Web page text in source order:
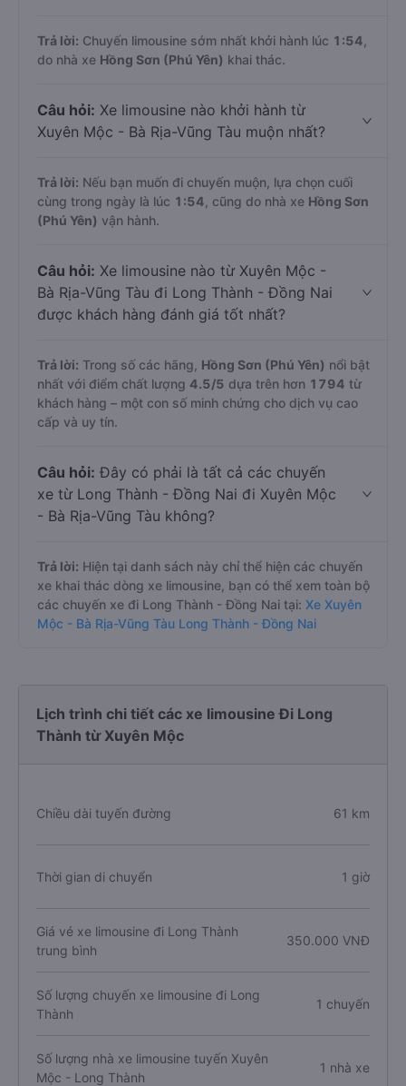
Trả lời: Chuyến limousine sớm nhất khởi hành lúc 1:54
do nhà xe Hồng Sơn (Phú Yên) khai thác.
Câu hỏi: Xe limousine nào khởi hành từ
Xuyên Mộc - Bà Rịa-Vũng Tàu muộn nhất?
Trả lời: Nếu bạn muốn đi chuyến muộn, lựa chọn cuối
cùng trong ngày là lúc 1:54 , cũng do nhà xe Hồng Sơn
(Phú Yên) vận hành.
Câu hỏi: Xe limousine nào từ Xuyên Mộc -
Bà Rịa-Vũng Tàu đi Long Thành - Đồng Nai
được khách hàng đánh giá tốt nhất?
Trả lời: Trong số các hãng, Hồng Sơn (Phú Yên) nổi bật
nhất với điểm chất lượng 4.5/5 dựa trên hơn 1794 từ
khách hàng – một con số minh chứng cho dịch vụ cao
cấp và uy tín.
Câu hỏi: Đây có phải là tất cả các chuyến
xe từ Long Thành - Đồng Nai đi Xuyên Mộc
- Bà Rịa-Vũng Tàu không?
Trả lời: Hiện tại danh sách này chỉ thể hiện các chuyến
xe khai thác dòng xe limousine, bạn có thể xem toàn bộ
các chuyến xe đi Long Thành - Đồng Nai tại: Xe Xuyên
Mộc - Bà Rịa-Vũng Tàu Long Thành - Đồng Nai
Lịch trình chi tiết các xe limousine Đi Long
Thành từ Xuyên Mộc
Chiều dài tuyến đường 61 km
Thời gian di chuyển 1 giờ
Giá vé xe limousine đi Long Thành
trung bình
350.000 VNĐ
Số lượng chuyến xe limousine đi Long
Thành
1 chuyến
Số lượng nhà xe limousine tuyến Xuyên
Mộc - Long Thành
1 nhà xe